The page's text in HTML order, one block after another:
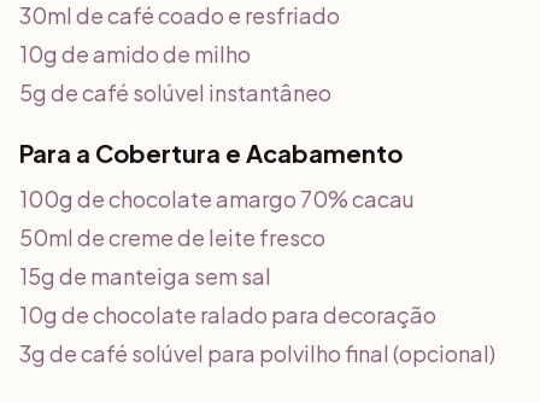
30ml de café coado e resfriado
10g de amido de milho
5g de café solúvel instantâneo
Para a Cobertura e Acabamento
100g de chocolate amargo 70% cacau
50ml de creme de leite fresco
15g de manteiga sem sal
10g de chocolate ralado para decoração
3g de café solúvel para polvilho final (opcional)